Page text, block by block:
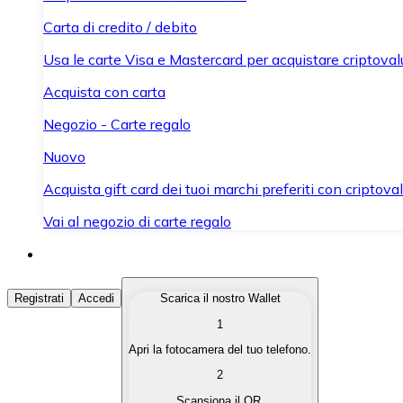
Carta di credito / debito
Usa le carte Visa e Mastercard per acquistare
Acquista con carta
Negozio - Carte regalo
Nuovo
Acquista gift card dei tuoi marchi preferiti con
Vai al negozio di carte regalo
Acquista Criptovalute
Acquista le criptovalute che ti interessano in modo
Converti le tue criptovalute in valuta fiat quando ne hai
Registrati Accedi
Scarica il nostro Wallet
1
Apri la fotocamera del tuo telefono.
2